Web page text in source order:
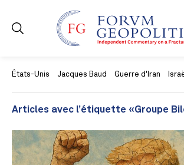
États-Unis Jacques Baud Guerre d'Iran
Articles avec l’étiquette «Groupe